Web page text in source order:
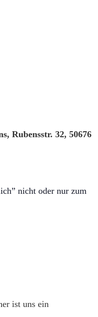
Rubensstr. 32, 50676
nicht oder nur zum
ist uns ein